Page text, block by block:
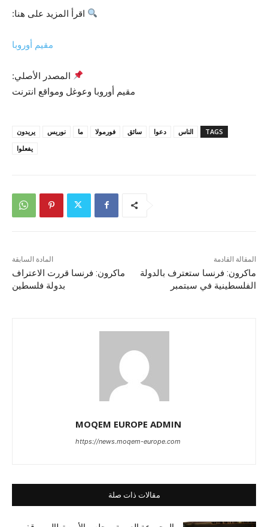
اقرأ المزيد على هنا:
مقيم أوروبا
المصدر الأصلي:
مقيم أوروبا وعوغل ومواقع انترنت
TAGS الناس دعوا سائق فورمولا ما نوريس
يريدون
يفعلوا
المادة السابقة
ماكرون: فرنسا قررت الاعتراف
بدولة فلسطين
المقالة القادمة
ماكرون: فرنسا ستعترف بالدولة
الفلسطينية في سبتمبر
MOQEM EUROPE ADMIN
https://news.moqem-europe.com
مقالات ذات صلة